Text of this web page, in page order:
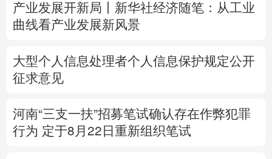
Русский язык
产业发展开新局丨 新华社经济随笔：从工业
曲线看产业发展新风景
大型个人信息处理者个人信息保护规定公开
征求意见
河南“三支一扶”招募笔试确认存在作弊犯罪
行为 定于8月22日重新组织笔试